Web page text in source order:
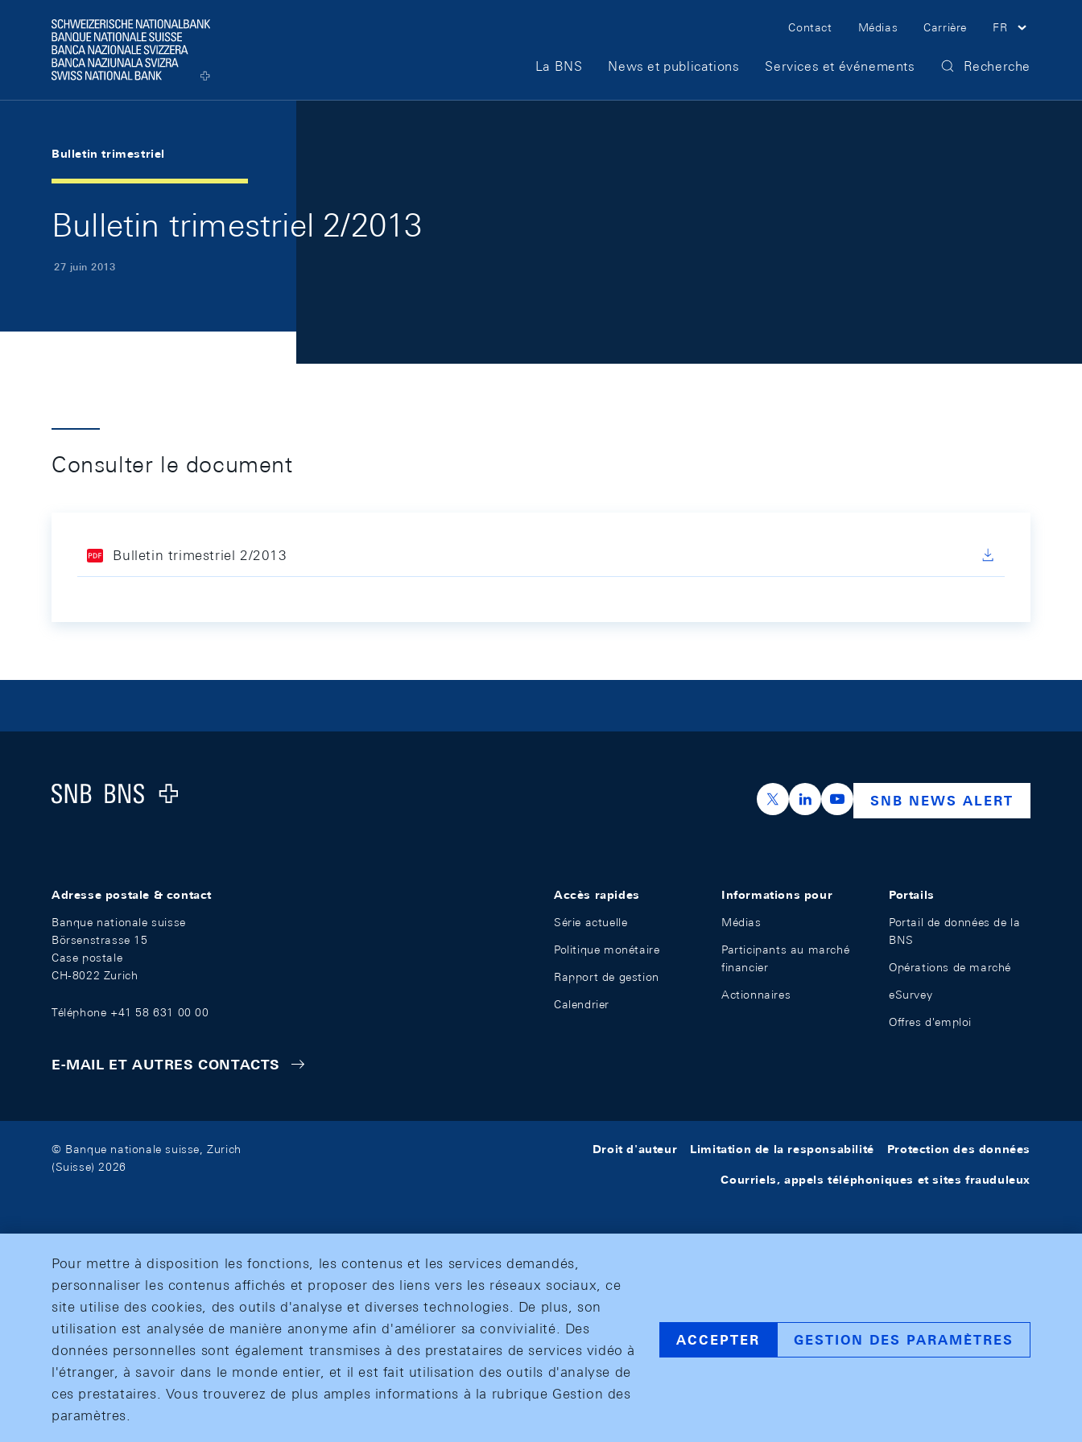
Logo
Meta Navigation
Contact Médias Carrière FR
Main Navigation
La BNS News et publications Services et événements Recherche
Bulletin trimestriel
Bulletin trimestriel 2/2013
27 juin 2013
Consulter le document
Bulletin trimestriel 2/2013
Logo
https://x.com/snb_bns
https://ch.linkedin.com/company/swiss-
https://www.youtube.com/
SNB NEWS ALERT
Adresse postale & contact
Banque nationale suisse
Börsenstrasse 15
Case postale
CH-8022 Zurich
Téléphone +41 58 631 00 00
E-MAIL ET AUTRES CONTACTS
Accès rapides
Série actuelle
Politique monétaire
Rapport de gestion
Calendrier
Informations pour
Médias
Participants au marché
financier
Actionnaires
Portails
Portail de données de la
BNS
Opérations de marché
eSurvey
Offres d'emploi
© Banque nationale suisse, Zurich
(Suisse) 2026
Droit d'auteur Limitation de la responsabilité Protection des données
Courriels, appels téléphoniques et sites frauduleux
Pour mettre à disposition les fonctions, les contenus et les services demandés,
personnaliser les contenus affichés et proposer des liens vers les réseaux sociaux, ce
site utilise des cookies, des outils d'analyse et diverses technologies. De plus, son
utilisation est analysée de manière anonyme afin d'améliorer sa convivialité. Des
données personnelles sont également transmises à des prestataires de services vidéo à
l'étranger, à savoir dans le monde entier, et il est fait utilisation des outils d'analyse de
ces prestataires. Vous trouverez de plus amples informations à la rubrique Gestion des
paramètres.
ACCEPTER GESTION DES PARAMÈTRES